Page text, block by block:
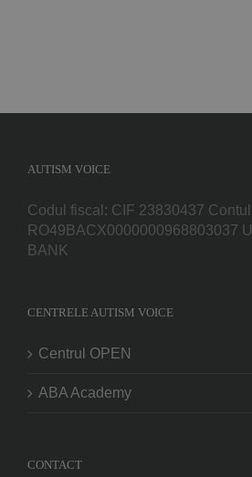
AUTISM VOICE
Codul fiscal: CIF 23830437
RO49BACX0000000968803037
BANK
CENTRELE AUTISM VOICE
Centrul OPEN
ABA Academy
CONTACT